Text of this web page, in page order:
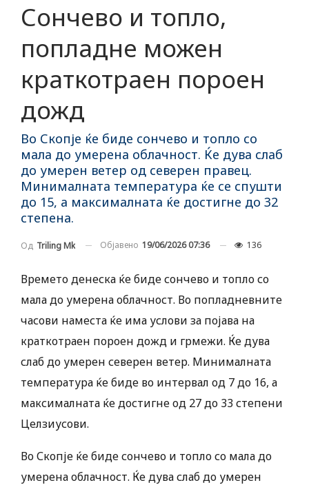
Сончево и топло,
попладнe можен
краткотраен пороен
дожд
Во Скопје ќе биде сончево и топло со
мала до умерена облачност. Ќе дува слаб
до умерен ветер од северен правец.
Минималната температура ќе се спушти
до 15, а максималната ќе достигне до 32
степена.
Од Triling Mk Објавено 19/06/2026 07:36 136
Времето денеска ќе биде сончево и топло со
мала до умерена облачност. Во попладневните
часови наместа ќе има услови за појава на
краткотраен пороен дожд и грмежи. Ќе дува
слаб до умерен северен ветер. Минималната
температура ќе биде во интервал од 7 до 16, а
максималната ќе достигне од 27 до 33 степени
Целзиусови.
Во Скопје ќе биде сончево и топло со мала до
умерена облачност. Ќе дува слаб до умерен